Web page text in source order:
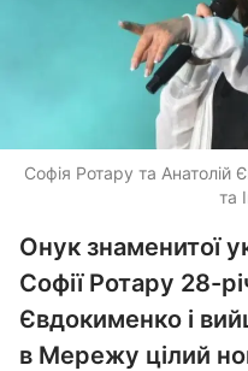
Софія Ротару та
та
Онук знаменитої
Софії Ротару 28-
Євдокименко і
в Мережу цілий